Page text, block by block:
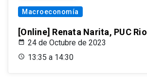
Macroeconomía
[Online] Renata Narita, PUC Rio
24 de Octubre de 2023
13:35 a 14:30